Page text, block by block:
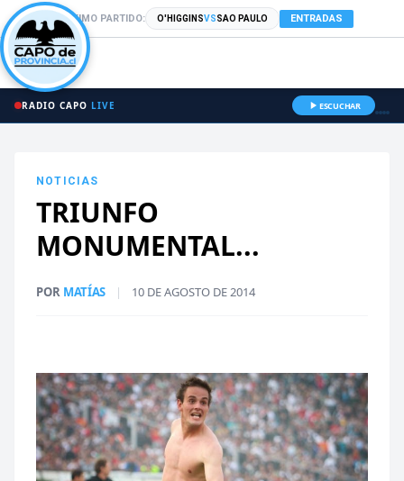
PRÓXIMO PARTIDO: O'HIGGINSVSSAO PAULO ENTRADAS
RADIO CAPO LIVE ESCUCHAR
NOTICIAS
TRIUNFO
MONUMENTAL...
POR MATÍAS | 10 DE AGOSTO DE 2014